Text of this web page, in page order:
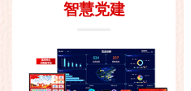
智慧党建